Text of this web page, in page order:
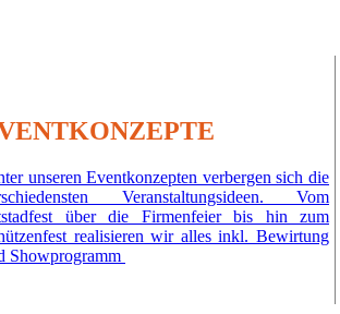
unseren Eventkonzepten verbergen sich die
Veranstaltungsideen. Vom
über die Firmenfeier bis hin zum
realisieren wir alles inkl. Bewirtung
Showprogramm